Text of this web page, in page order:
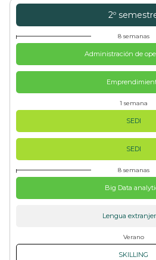
2º
8 semanas
Administración de
1 semana
SEDI
SEDI
8 semanas
Big Data
Lengua
Verano
SKILLING